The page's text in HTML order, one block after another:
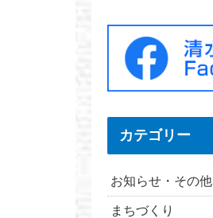
カテゴリー
お知らせ・その
まちづくり